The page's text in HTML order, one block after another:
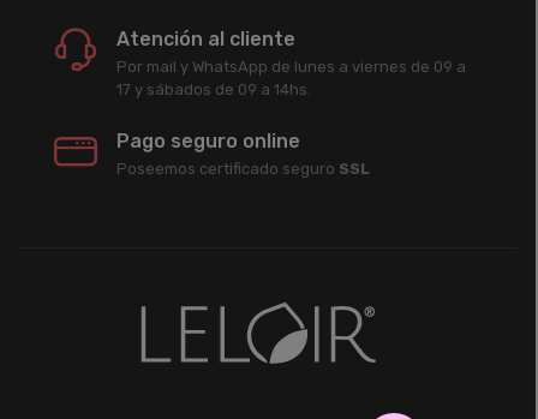
Atención al cliente
Por mail y WhatsApp de lunes a viernes de 09 a
17 y sábados de 09 a 14hs.
Pago seguro online
Poseemos certificado seguro SSL